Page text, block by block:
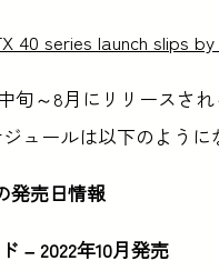
40 series launch slips
旬～8月にリリースさ
ュールは以下のように
発売日情報
– 2022年10月発売